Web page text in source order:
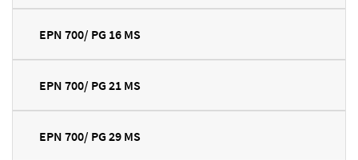
EPN 700/ PG 16 MS
EPN 700/ PG 21 MS
EPN 700/ PG 29 MS